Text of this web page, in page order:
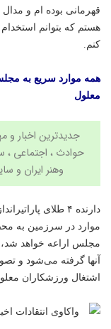
قهرمانی بوده ام و
هستم که بتوانم
کنم.
همه موارد سریع به
معلول
حوادث ، اجتماعی ،
وهنر ایران و
دارنده ۴ طلای
موارد در سرزمین به
مجلس اراعه خواهد شد،
آنها گرفته می‌شود و
اشتغال ورزشکاران